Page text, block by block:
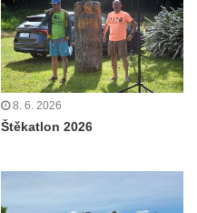
8. 6. 2026
Štěkatlon 2026